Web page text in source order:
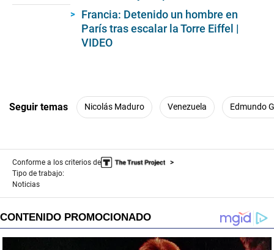
Francia: Detenido un hombre en
París tras escalar la Torre Eiffel |
VIDEO
Seguir temas Nicolás Maduro Venezuela Edmundo
Conforme a los criterios de
Tipo de trabajo:
Noticias